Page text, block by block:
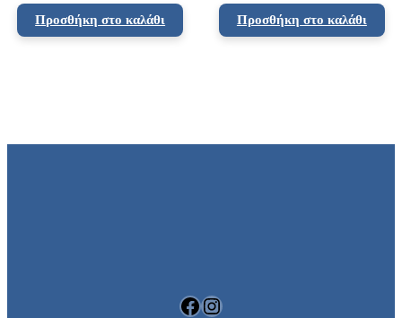
Προσθήκη στο καλάθι Προσθήκη στο καλάθι
Facebook
Instagram